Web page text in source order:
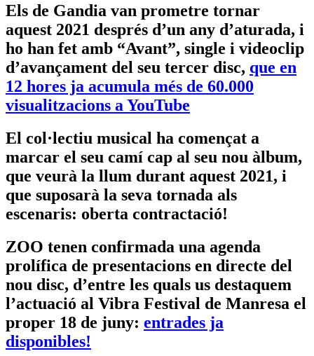
Els de Gandia van prometre tornar
aquest 2021 després d’un any d’aturada, i
ho han fet amb “Avant”, single i videoclip
d’avançament del seu tercer disc, que en
12 hores ja acumula més de 60.000
visualitzacions a YouTube
El col·lectiu musical ha començat a
marcar el seu camí cap al seu nou àlbum,
que veurà la llum durant aquest 2021, i
que suposarà la seva tornada als
escenaris: oberta contractació!
ZOO tenen confirmada una agenda
prolífica de presentacions en directe del
nou disc, d’entre les quals us destaquem
l’actuació al Vibra Festival de Manresa el
proper 18 de juny: entrades ja
disponibles!